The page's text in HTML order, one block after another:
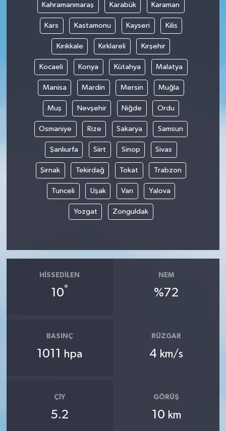
Kahramanmaraş Karabük Karaman
Kars Kastamonu Kayseri Kilis
Kırıkkale Kırklareli Kırşehir
Kocaeli Konya Kütahya Malatya
Manisa Mardin Mersin Muğla
Muş Nevşehir Niğde Ordu
Osmaniye Rize Sakarya Samsun
Şanlıurfa Siirt Sinop Sivas
Şırnak Tekirdağ Tokat Trabzon
Tunceli Uşak Van Yalova
Yozgat Zonguldak
HISSEDILEN
10°
NEM
%72
BASINÇ
1011 hpa
RÜZGAR
4 km/s
ÇIY
5.2
GÖRÜŞ
10 km